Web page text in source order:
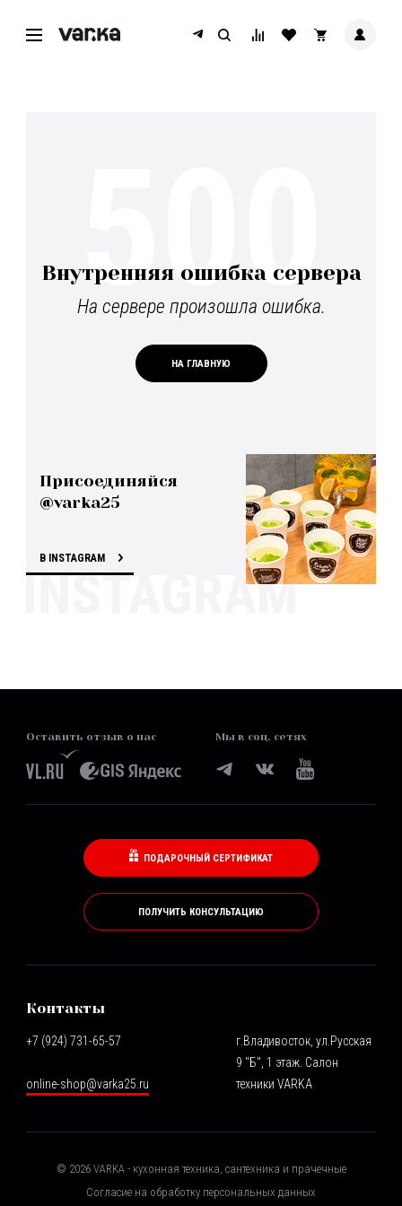
Внутренняя ошибка сервера
На сервере произошла ошибка.
НА ГЛАВНУЮ
500
Присоединяйся
@varka25
В INSTAGRAM
Оставить отзыв о нас Мы в соц. сетях
ПОДАРОЧНЫЙ СЕРТИФИКАТ
ПОЛУЧИТЬ КОНСУЛЬТАЦИЮ
Контакты
+7 (924) 731-65-57
online-shop@varka25.ru
г.Владивосток, ул.Русская
9 "Б", 1 этаж. Салон
техники VARKA
© 2026VARKA - кухонная техника, сантехника и прачечные
Согласие на обработку персональных данных